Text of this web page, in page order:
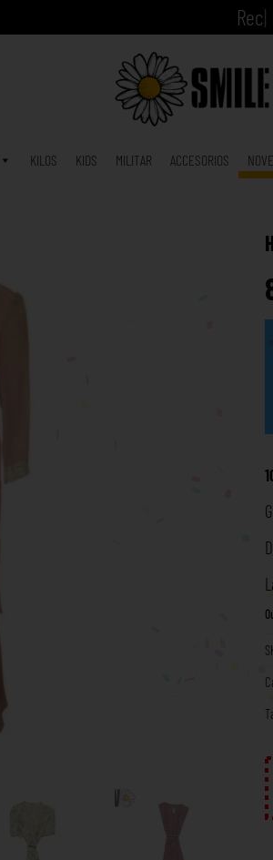
Ah|
KILOS KIDS MILITAR ACCESORIOS